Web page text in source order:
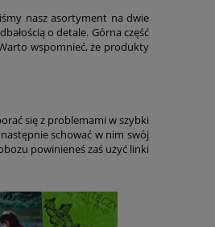
nasz asortyment na dwie
o detale. Górna część
wspomnieć, że produkty
się z problemami w szybki
schować w nim swój
powinieneś zaś użyć linki